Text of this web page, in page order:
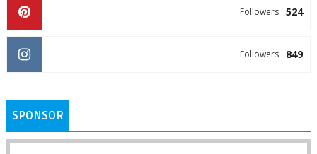
524
Followers
849
Followers
SPONSOR